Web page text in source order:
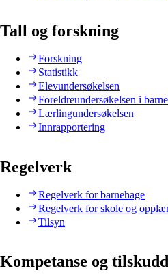
Tall og forskning
Forskning
Statistikk
Elevundersøkelsen
Foreldreundersøkelsen i
Lærlingundersøkelsen
Innrapportering
Regelverk
Regelverk for barnehage
Regelverk for skole og
Tilsyn
Kompetanse og tilskudd